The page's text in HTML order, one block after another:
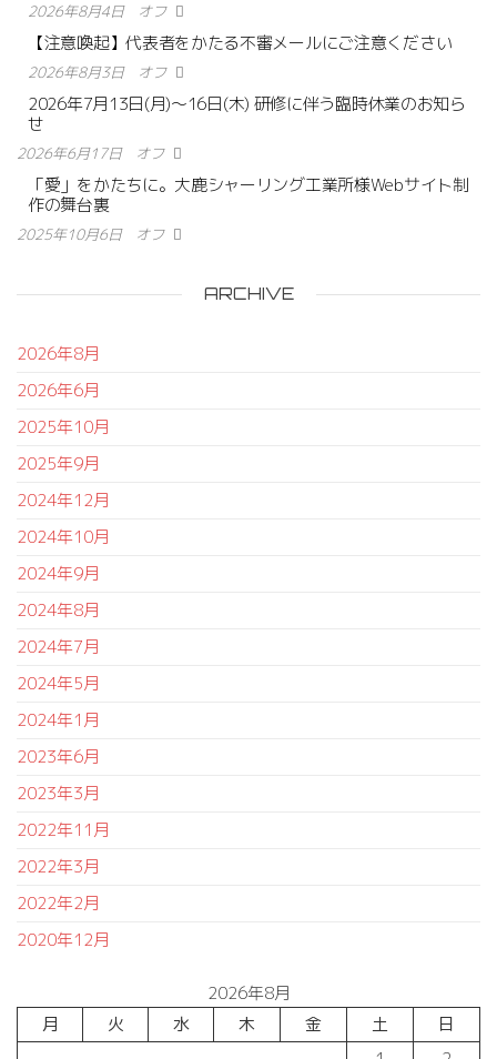
2026年8月4日 オフ
【注意喚起】代表者をかたる不審メールにご注意ください
2026年8月3日 オフ
2026年7月13日(月)〜16日(木) 研修に伴う臨時休業のお知ら
せ
2026年6月17日 オフ
「愛」をかたちに。大鹿シャーリング工業所様Webサイト制
作の舞台裏
2025年10月6日 オフ
ARCHIVE
2026年8月
2026年6月
2025年10月
2025年9月
2024年12月
2024年10月
2024年9月
2024年8月
2024年7月
2024年5月
2024年1月
2023年6月
2023年3月
2022年11月
2022年3月
2022年2月
2020年12月
2026年8月
月
火 水 木 金 土
日